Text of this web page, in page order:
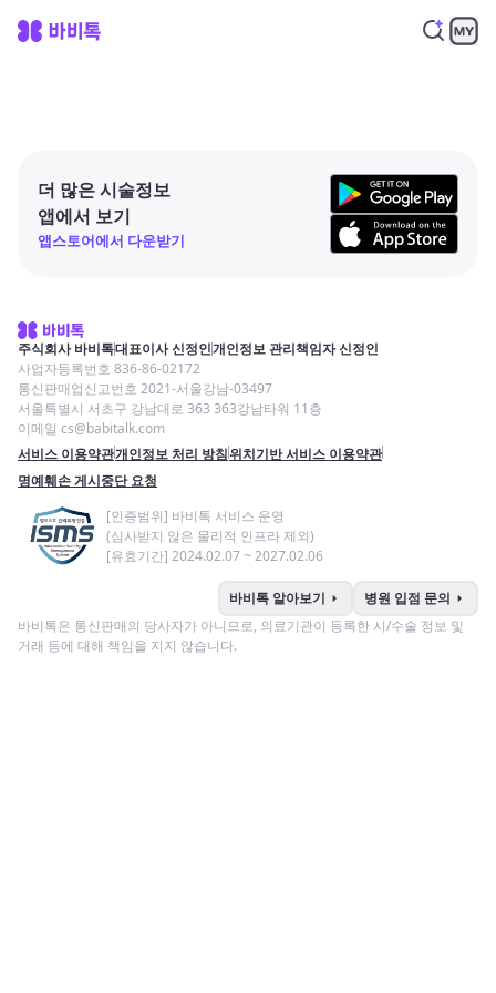
더 많은 시술정보
앱에서 보기
앱스토어에서 다운받기
주식회사 바비톡대표이사 신정인개인정보 관리책임자 신정인
사업자등록번호 836-86-02172
통신판매업신고번호 2021-서울강남-03497
서울특별시 서초구 강남대로 363 363강남타워 11층
이메일 cs@babitalk.com
서비스 이용약관개인정보 처리 방침위치기반 서비스 이용약관
명예훼손 게시중단 요청
[인증범위] 바비톡 서비스 운영
(심사받지 않은 물리적 인프라 제외)
[유효기간] 2024.02.07 ~ 2027.02.06
바비톡 알아보기 arrow_right 병원 입점 문의 arrow_right
바비톡은 통신판매의 당사자가 아니므로, 의료기관이 등록한 시/수술 정보 및
거래 등에 대해 책임을 지지 않습니다.